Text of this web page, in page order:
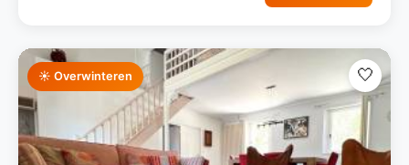
☀️ Overwinteren 🤍